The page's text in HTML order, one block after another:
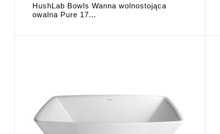
HushLab Bowls Wanna wolnostojąca
owalna Pure 17...